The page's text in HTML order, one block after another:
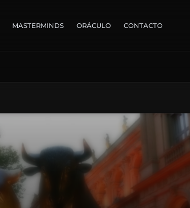
MASTERMINDS ORÁCULO CONTACTO